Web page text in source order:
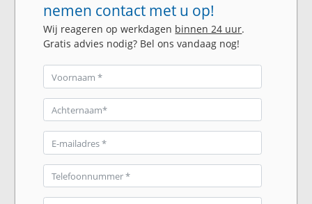
nemen contact met u op!
Wij reageren op werkdagen binnen 24 uur.
Gratis advies nodig? Bel ons vandaag nog!